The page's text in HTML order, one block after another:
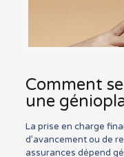
Comment
une
La prise en charge
d’avancement ou de
assurances dépend